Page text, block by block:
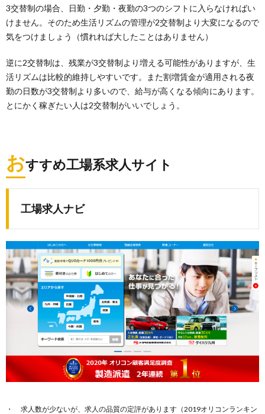
3交替制の場合、日勤・夕勤・夜勤の3つのシフトに入らなければい
けません。そのため生活リズムの管理が2交替制より大変になるので
気をつけましょう（慣れれば大したことはありません）
逆に2交替制は、残業が3交替制より増える可能性がありますが、生
活リズムは比較的維持しやすいです。また割増賃金が適用される夜
勤の日数が3交替制より多いので、給与が高くなる傾向にあります。
とにかく稼ぎたい人は2交替制がいいでしょう。
おすすめ工場系求人サイト
工場求人ナビ
求人数が少ないが、求人の品質の定評があります（2019オリコンランキン